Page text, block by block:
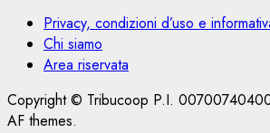
Privacy, condizioni d’uso e
Chi siamo
Area riservata
Copyright © Tribucoop P.I.
AF themes.